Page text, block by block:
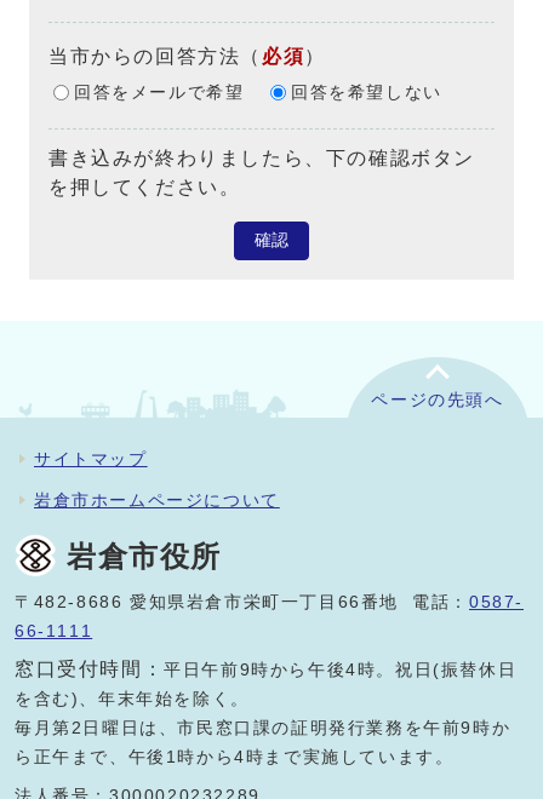
当市からの回答方法 （ 必須）
回答をメールで希望 回答を希望しない
書き込みが終わりましたら、下の確認ボタン
を押してください。
確認
ページの先頭へ
サイトマップ
岩倉市ホームページについて
岩倉市役所
〒482-8686 愛知県岩倉市栄町一丁目66番地 電話：0587-
66-1111
窓口受付時間：平日午前9時から午後4時。祝日(振替休日
を含む)、年末年始を除く。
毎月第2日曜日は、市民窓口課の証明発行業務を午前9時か
ら正午まで、午後1時から4時まで実施しています。